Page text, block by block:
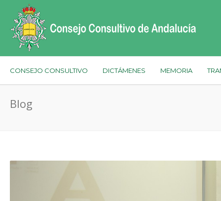
CONSEJO CONSULTIVO DICTÁMENES MEMORIA
Blog